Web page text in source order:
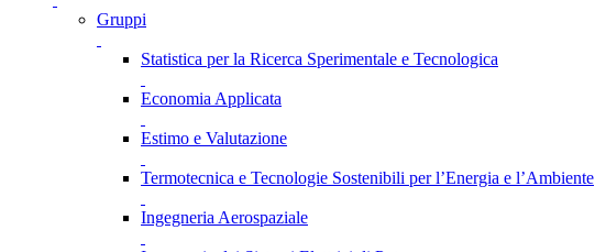
Gruppi
Statistica per la Ricerca Sperimentale e Tecnologica
Economia Applicata
Estimo e Valutazione
Termotecnica e Tecnologie Sostenibili per l’Energia e l’Ambiente
Ingegneria Aerospaziale